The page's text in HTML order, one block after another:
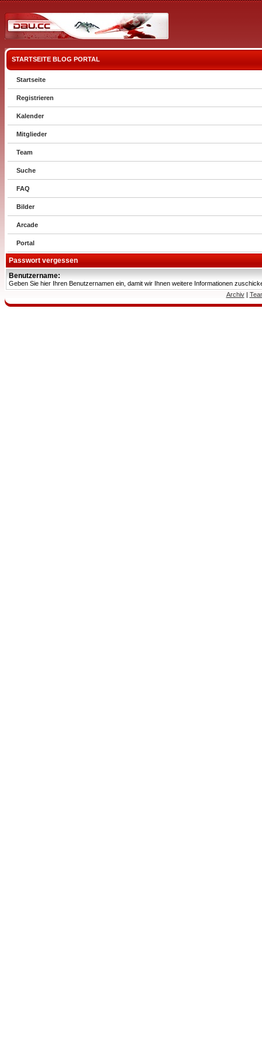
STARTSEITE BLOG PORTAL
Startseite
Registrieren
Kalender
Mitglieder
Team
Suche
FAQ
Bilder
Arcade
Portal
Passwort vergessen
Benutzername:
Geben Sie hier Ihren Benutzernamen ein, damit wir Ihnen weitere Informationen
Archiv|